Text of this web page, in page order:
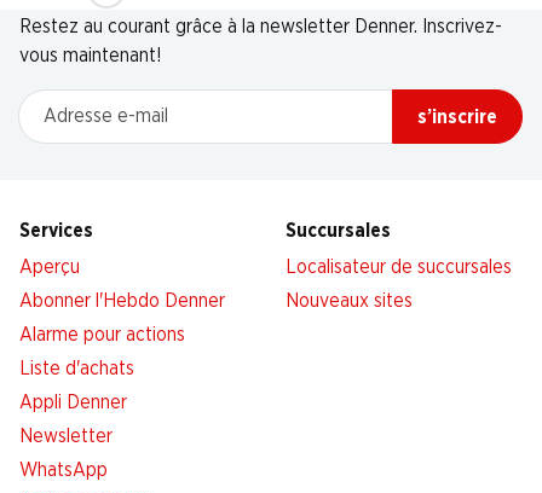
Restez au courant grâce à la newsletter Denner. Inscrivez-
vous maintenant!
Adresse e-mail
s’inscrire
Services
Aperçu
Abonner l'Hebdo Denner
Alarme pour actions
Liste d'achats
Appli Denner
Newsletter
WhatsApp
Succursales
Localisateur de succursales
Nouveaux sites